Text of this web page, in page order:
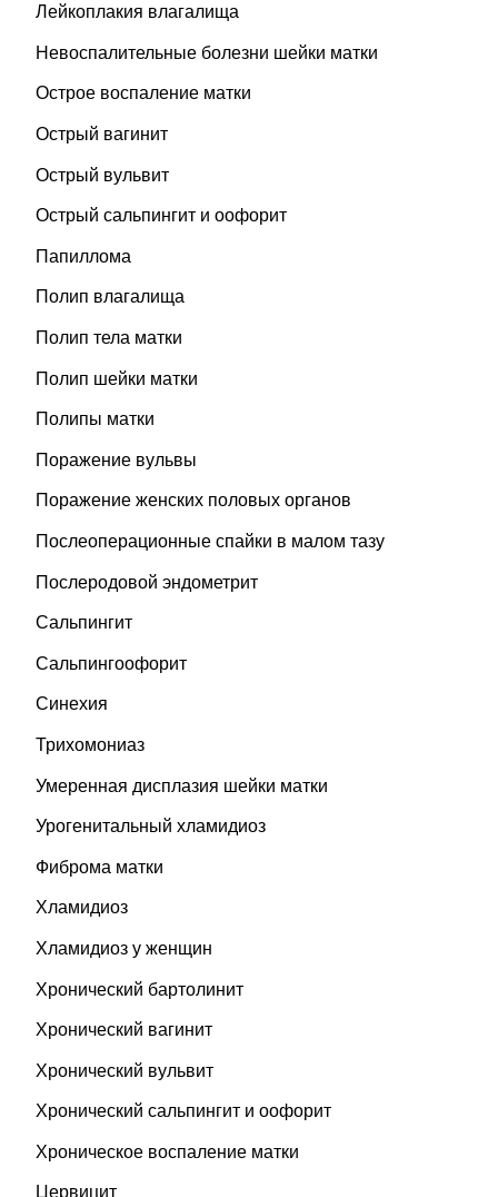
Лейкоплакия влагалища
Невоспалительные болезни шейки матки
Острое воспаление матки
Острый вагинит
Острый вульвит
Острый сальпингит и оофорит
Папиллома
Полип влагалища
Полип тела матки
Полип шейки матки
Полипы матки
Поражение вульвы
Поражение женских половых органов
Послеоперационные спайки в малом тазу
Послеродовой эндометрит
Сальпингит
Сальпингоофорит
Синехия
Трихомониаз
Умеренная дисплазия шейки матки
Урогенитальный хламидиоз
Фиброма матки
Хламидиоз
Хламидиоз у женщин
Хронический бартолинит
Хронический вагинит
Хронический вульвит
Хронический сальпингит и оофорит
Хроническое воспаление матки
Цервицит